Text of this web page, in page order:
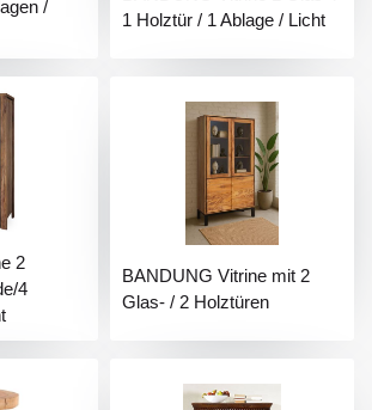
/
1 Holztür / 1 Ablage / Licht
2
4
BANDUNG Vitrine mit 2
Glas- / 2 Holztüren